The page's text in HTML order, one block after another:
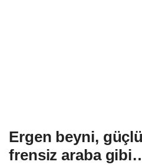
Ergen beyni,
frensiz araba